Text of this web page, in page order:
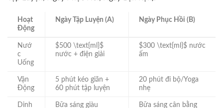
Hoạt
Động
Ngày Tập Luyện (A) Ngày Phục Hồi (B)
Nướ
c
Uống
$500 \text{ml}$
nước + điện giải
$300 \text{ml}$ nước
ấm
Vận
Động
5 phút kéo giãn +
60 phút tập luyện
20 phút đi bộ/Yoga
nhẹ
Dinh
Bữa sáng giàu
Bữa sáng cân bằng